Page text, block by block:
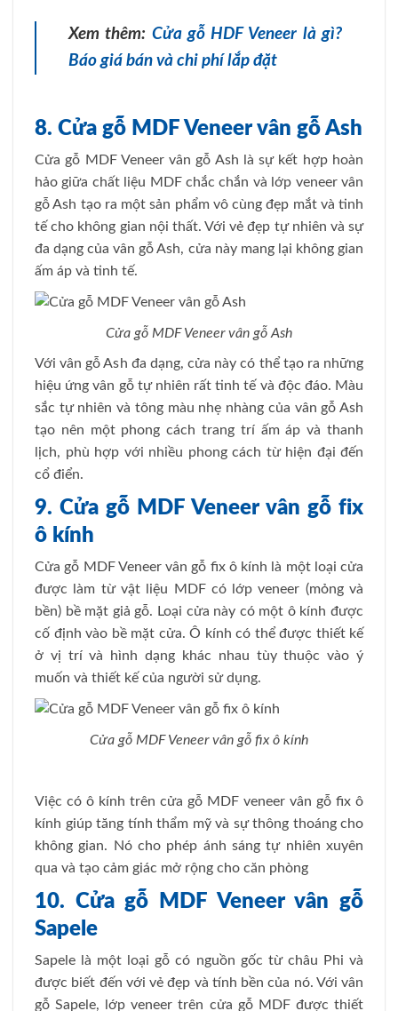
Xem thêm: Cửa gỗ HDF Veneer là gì?
Báo giá bán và chi phí lắp đặt
8. Cửa gỗ MDF Veneer vân gỗ Ash
Cửa gỗ MDF Veneer vân gỗ Ash là sự kết hợp hoàn
hảo giữa chất liệu MDF chắc chắn và lớp veneer vân
gỗ Ash tạo ra một sản phẩm vô cùng đẹp mắt và tinh
tế cho không gian nội thất. Với vẻ đẹp tự nhiên và sự
đa dạng của vân gỗ Ash, cửa này mang lại không gian
ấm áp và tinh tế.
Cửa gỗ MDF Veneer vân gỗ Ash
Với vân gỗ Ash đa dạng, cửa này có thể tạo ra những
hiệu ứng vân gỗ tự nhiên rất tinh tế và độc đáo. Màu
sắc tự nhiên và tông màu nhẹ nhàng của vân gỗ Ash
tạo nên một phong cách trang trí ấm áp và thanh
lịch, phù hợp với nhiều phong cách từ hiện đại đến
cổ điển.
9. Cửa gỗ MDF Veneer vân gỗ fix
ô kính
Cửa gỗ MDF Veneer vân gỗ fix ô kính là một loại cửa
được làm từ vật liệu MDF có lớp veneer (mỏng và
bền) bề mặt giả gỗ. Loại cửa này có một ô kính được
cố định vào bề mặt cửa. Ô kính có thể được thiết kế
ở vị trí và hình dạng khác nhau tùy thuộc vào ý
muốn và thiết kế của người sử dụng.
Cửa gỗ MDF Veneer vân gỗ fix ô kính
Việc có ô kính trên cửa gỗ MDF veneer vân gỗ fix ô
kính giúp tăng tính thẩm mỹ và sự thông thoáng cho
không gian. Nó cho phép ánh sáng tự nhiên xuyên
qua và tạo cảm giác mở rộng cho căn phòng
10. Cửa gỗ MDF Veneer vân gỗ
Sapele
Sapele là một loại gỗ có nguồn gốc từ châu Phi và
được biết đến với vẻ đẹp và tính bền của nó. Với vân
gỗ Sapele, lớp veneer trên cửa gỗ MDF được thiết